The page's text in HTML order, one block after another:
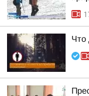
Что